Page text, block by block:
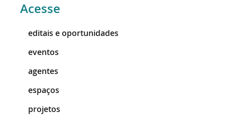
Acesse
editais e oportunidades
eventos
agentes
espaços
projetos